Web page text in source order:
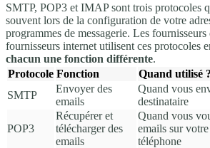
SMTP, POP3 et IMAP sont trois protocoles
souvent lors de la configuration de votre
programmes de messagerie. Les
fournisseurs internet utilisent ces protocoles
chacun une fonction différente.
Protocole Fonction
Quand utilisé ?
SMTP
Envoyer des
emails
Quand vous
destinataire
POP3
Récupérer et
télécharger des
emails
Quand vous
emails sur
téléphone